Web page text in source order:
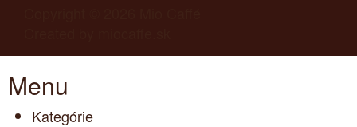
Menu
Kategórie